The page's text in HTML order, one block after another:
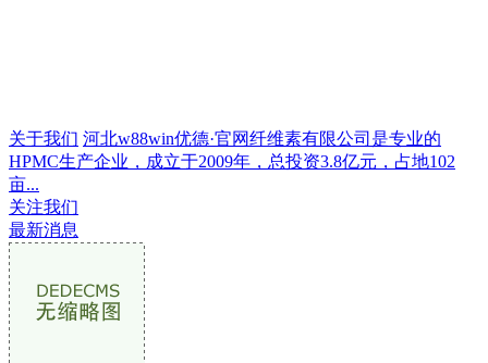
关于我们 河北w88win优德·官网纤维素有限公司是专业的
HPMC生产企业，成立于2009年，总投资3.8亿元，占地102
亩...
关注我们
最新消息